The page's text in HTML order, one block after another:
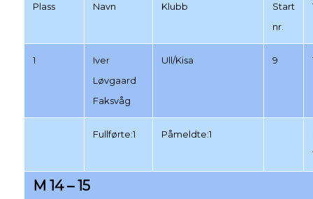
Plass Navn Klubb
Start
nr.
1
Iver
Løvgaard
Faksvåg
Ull/Kisa 9
Fullførte:1 Påmeldte:1
M 14 – 15